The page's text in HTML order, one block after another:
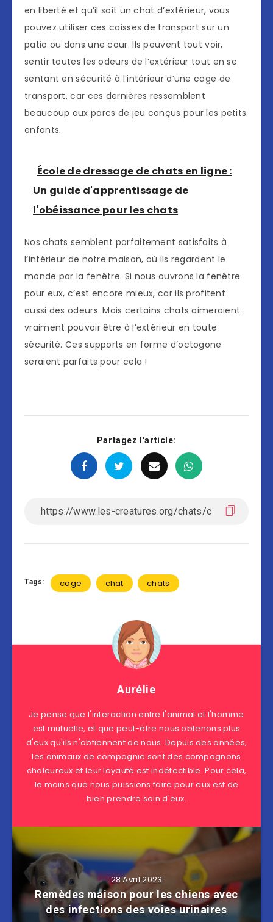
en liberté et qu’il soit un chat d’extérieur, vous
pouvez utiliser ces caisses de transport sur un
patio ou dans une cour. Ils peuvent tout voir,
sentir toutes les odeurs de l’extérieur tout en se
sentant en sécurité à l’intérieur d’une cage de
transport, car ces dernières ressemblent
beaucoup aux parcs de jeu conçus pour les petits
enfants.
École de dressage de chats en ligne :
Un guide d'apprentissage de
l'obéissance pour les chats
Nos chats semblent parfaitement satisfaits à
l’intérieur de notre maison, où ils regardent le
monde par la fenêtre. Si nous ouvrons la fenêtre
pour eux, c’est encore mieux, car ils profitent
aussi des odeurs. Mais certains chats aimeraient
vraiment pouvoir être à l’extérieur en toute
sécurité. Ces supports en forme d’octogone
seraient parfaits pour cela !
Partagez l'article:
Tags: cage chat chats
Aurélie
Je pense que l'interaction entre l'animal et l'homme
est mutuelle, et que peut-être nous obtenons plus
d'eux qu'ils n'obtiennent de nous. Depuis des années,
les animaux de compagnie sont des compagnons
chaleureux et leur loyauté est indéfectible. Pour cela,
le moins que nous puissions faire pour eux est de
bien prendre soin d'eux.
28 Avril 2023
Remèdes maison pour les chiens avec
des infections des voies urinaires